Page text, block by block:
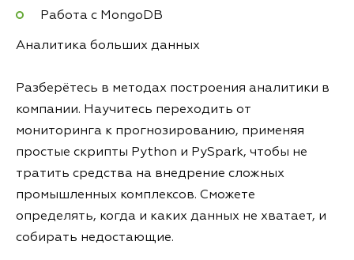
Работа с MongoDB
Аналитика больших данных
Разберётесь в методах построения аналитики в
компании. Научитесь переходить от
мониторинга к прогнозированию, применяя
простые скрипты Python и PySpark, чтобы не
тратить средства на внедрение сложных
промышленных комплексов. Сможете
определять, когда и каких данных не хватает, и
собирать недостающие.